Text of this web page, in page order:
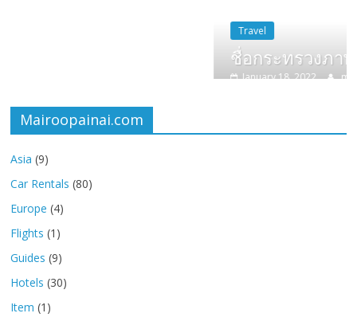
ชื่อกระทรวงภาษาอังกฤษ
mairoopainai
Asia(9)
Car Rentals
Europe(4)
Flights(1)
Guides (9)
Hotels(30)